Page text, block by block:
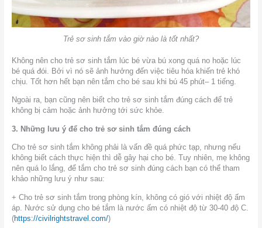
Trẻ sơ sinh tắm vào giờ nào là tốt nhất?
Không nên cho trẻ sơ sinh tắm lúc bé vừa bú xong quá no hoặc lúc
bé quá đói. Bởi vì nó sẽ ảnh hưởng đến việc tiêu hóa khiến trẻ khó
chịu. Tốt hơn hết bạn nên tắm cho bé sau khi bú 45 phút– 1 tiếng.
Ngoài ra, bạn cũng nên biết cho trẻ sơ sinh tắm đúng cách để trẻ
không bị cảm hoặc ảnh hưởng tới sức khỏe.
3. Những lưu ý để cho trẻ sơ sinh tắm đúng cách
Cho trẻ sơ sinh tắm không phải là vấn đề quá phức tạp, nhưng nếu
không biết cách thực hiện thì dễ gây hại cho bé. Tuy nhiên, mẹ không
nên quá lo lắng, để tắm cho trẻ sơ sinh đúng cách bạn có thể tham
khảo những lưu ý như sau:
+ Cho trẻ sơ sinh tắm trong phòng kín, không có gió với nhiệt độ ấm
áp. Nước sử dụng cho bé tắm là nước ấm có nhiệt độ từ 30-40 độ C.
(https://civilrightstravel.com/)